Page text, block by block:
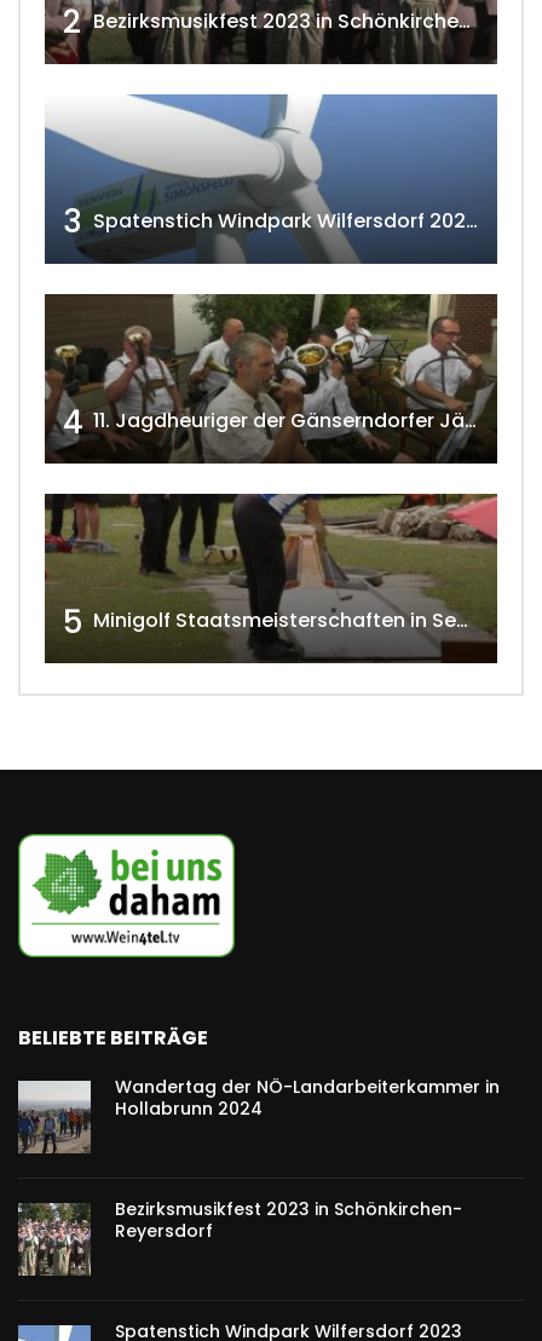
2 Bezirksmusikfest 2023 in Schönkirchen-Reyersdorf
3 Spatenstich Windpark Wilfersdorf 2023 w4tv177
4 11. Jagdheuriger der Gänserndorfer Jäger 2020 w4tv166
5 Minigolf Staatsmeisterschaften in Seefeld-Kadolz w4tv174
BELIEBTE BEITRÄGE
Wandertag der NÖ-Landarbeiterkammer in
Hollabrunn 2024
Bezirksmusikfest 2023 in Schönkirchen-
Reyersdorf
Spatenstich Windpark Wilfersdorf 2023